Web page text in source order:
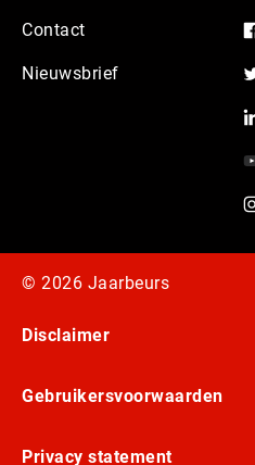
Contact
Nieuwsbrief
© 2026 Jaarbeurs
Disclaimer
Gebruikersvoorwaarden
Privacy statement